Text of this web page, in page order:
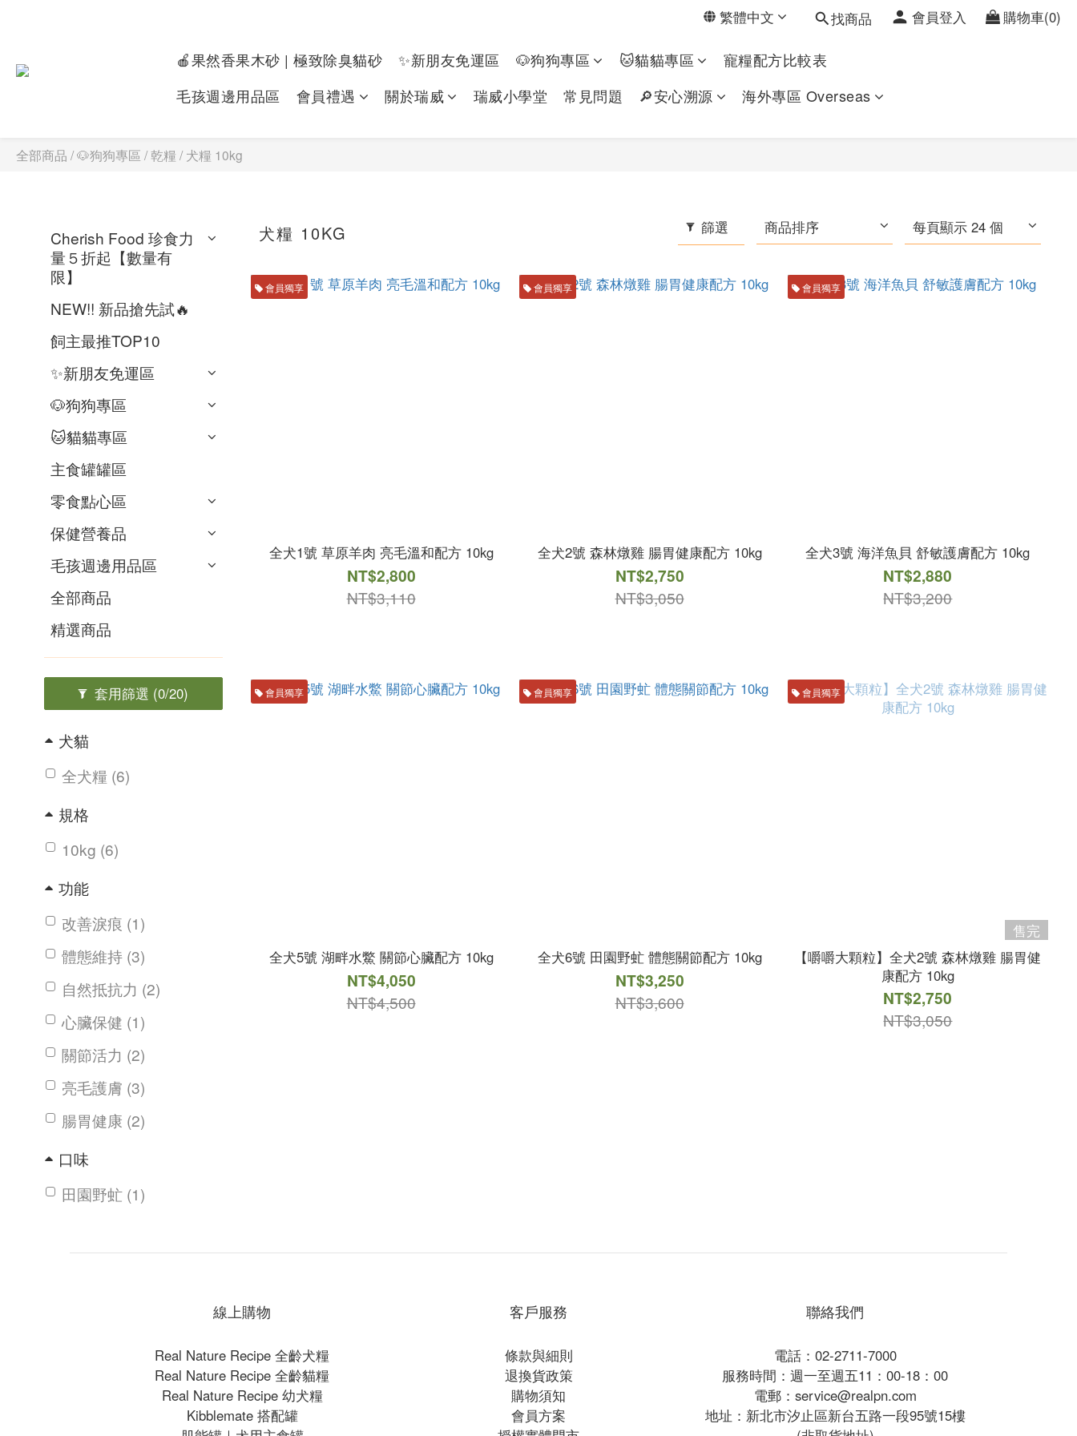
繁體中文 找商品 會員登入 購物車(0)
🍎果然香果木砂 | 極致除臭貓砂 ✨新朋友免運區 🐶狗狗專區​ 🐱貓貓專區
寵糧配方比較表
毛孩週邊用品區
會員禮遇 關於瑞威 瑞威小學堂 常見問題 🔎安心溯源 海外專區 Overseas
全部商品 /🐶狗狗專區​ /乾糧 /犬糧 10kg
Cherish Food 珍食力
量５折起【數量有
限】
NEW!! 新品搶先試🔥
飼主最推TOP10
✨新朋友免運區​
🐶狗狗專區​
🐱貓貓專區​
主食罐罐區
零食點心區
保健營養品
毛孩週邊用品區
全部商品
精選商品
套用篩選 (0/20)
犬貓
全犬糧 (6)
規格
10kg (6)
功能
改善淚痕 (1)
體態維持 (3)
自然抵抗力 (2)
心臟保健 (1)
關節活力 (2)
亮毛護膚 (3)
腸胃健康 (2)
口味
田園野虻 (1)
海洋魚貝 (1)
犬糧 10KG 篩選 商品排序 每頁顯示 24 個
會員獨享
全犬1號 草原羊肉 亮毛溫和配方 10kg
NT$2,800
NT$3,110
會員獨享
全犬2號 森林燉雞 腸胃健康配方 10kg
NT$2,750
NT$3,050
會員獨享
全犬3號 海洋魚貝 舒敏護膚配方 10kg
NT$2,880
NT$3,200
會員獨享
全犬5號 湖畔水鱉 關節心臟配方 10kg
NT$4,050
NT$4,500
會員獨享
全犬6號 田園野虻 體態關節配方 10kg
NT$3,250
NT$3,600
會員獨享
售完
【嚼嚼大顆粒】全犬2號 森林燉雞 腸胃健
康配方 10kg
NT$2,750
NT$3,050
線上購物
Real Nature Recipe 全齡犬糧
Real Nature Recipe 全齡貓糧
Real Nature Recipe 幼犬糧
Kibblemate 搭配罐
客戶服務
條款與細則
退換貨政策
購物須知
會員方案
聯絡我們
電話：02-2711-7000
服務時間：週一至週五11：00-18：00
電郵：service@realpn.com
地址：新北市汐止區新台五路一段95號15樓